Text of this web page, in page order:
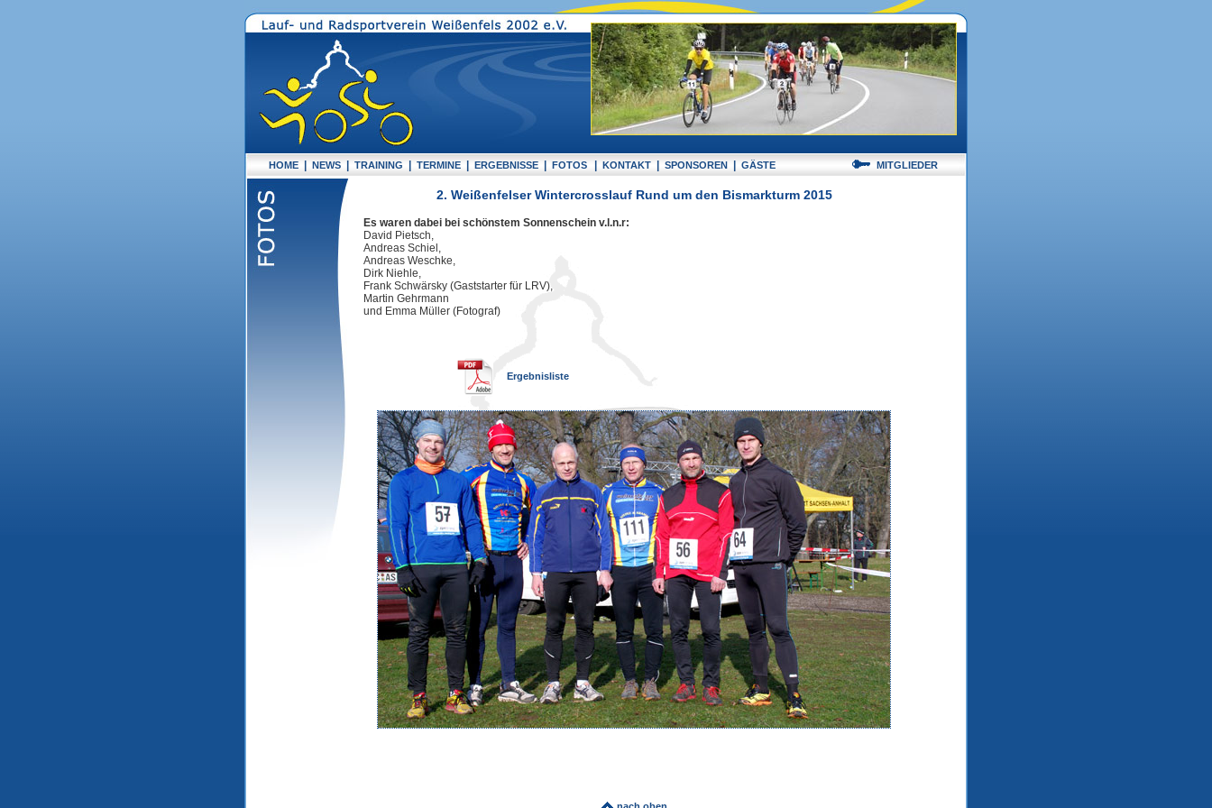
HOME NEWS TRAINING TERMINE ERGEBNISSE FOTOS KONTAKT SPONSOREN GÄSTE MITGLIEDER
2. Weißenfelser Wintercrosslauf Rund um den Bismarkturm 2015
Es waren dabei bei schönstem Sonnenschein v.l.n.r:
David Pietsch,
Andreas Schiel,
Andreas Weschke,
Dirk Niehle,
Frank Schwärsky (Gaststarter für LRV),
Martin Gehrmann
und Emma Müller (Fotograf)
Ergebnisliste